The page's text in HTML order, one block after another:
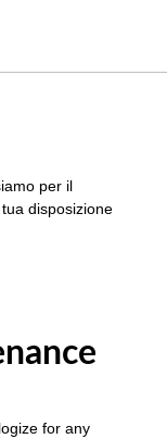
per il
disposizione
for any